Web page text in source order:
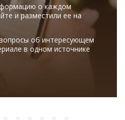
о каждом
и разместили ее на
об интересующем
в одном источнике